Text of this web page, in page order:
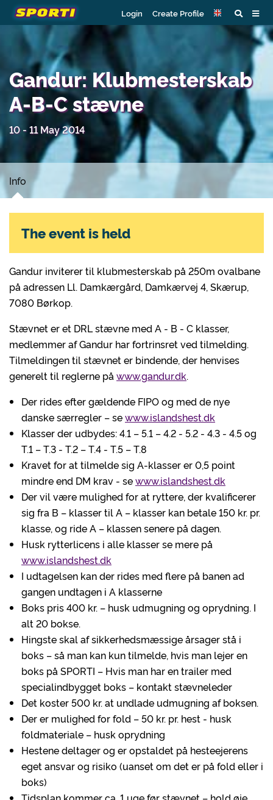
Login Create Profile
Gandur: Klubmesterskab
A-B-C stævne
10 - 11 May 2014
Info
Gandur inviterer til klubmesterskab på 250m ovalbane
på adressen Ll. Damkærgård, Damkærvej 4, Skærup,
7080 Børkop.
Stævnet er et DRL stævne med A - B - C klasser,
medlemmer af Gandur har fortrinsret ved tilmelding.
Tilmeldingen til stævnet er bindende, der henvises
generelt til reglerne på www.gandur.dk.
Der rides efter gældende FIPO og med de nye
danske særregler – sewww.islandshest.dk
Klasser der udbydes: 4.1 – 5.1 – 4.2 - 5.2 - 4.3 - 4.5 og
T.1 – T.3 - T.2 – T.4 - T.5 – T.8
Kravet for at tilmelde sig A-klasser er 0,5 point
mindre end DM krav - sewww.islandshest.dk
Der vil være mulighed for at ryttere, der kvalificerer
sig fra B – klasser til A – klasser kan betale 150 kr. pr.
klasse, og ride A – klassen senere på dagen.
Husk rytterlicens i alle klasser se mere på
www.islandshest.dk
I udtagelsen kan der rides med flere på banen ad
gangen undtagen i A klasserne
Boks pris 400 kr. – husk udmugning og oprydning. I
alt 20 bokse.
Hingste skal af sikkerhedsmæssige årsager stå i
boks – så man kan kun tilmelde, hvis man lejer en
boks på SPORTI – Hvis man har en trailer med
specialindbygget boks – kontakt stævneleder
Det koster 500 kr. at undlade udmugning af boksen.
Der er mulighed for fold – 50 kr. pr. hest - husk
foldmateriale – husk oprydning
Hestene deltager og er opstaldet på hesteejerens
eget ansvar og risiko (uanset om det er på fold eller i
boks)
The event is held